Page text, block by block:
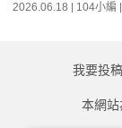
2026.06.18 | 104小編
我要投稿
本網